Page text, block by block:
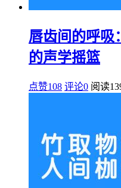
唇齿间的呼吸
的声学摇篮
点赞108 评论0 阅读